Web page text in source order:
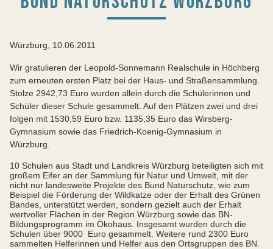
Würzburg, 10.06.2011
Wir gratulieren der Leopold-Sonnemann Realschule in Höchberg
zum erneuten ersten Platz bei der Haus- und Straßensammlung.
Stolze 2942,73 Euro wurden allein durch die Schülerinnen und
Schüler dieser Schule gesammelt. Auf den Plätzen zwei und drei
folgen mit 1530,59 Euro bzw. 1135,35 Euro das Wirsberg-
Gymnasium sowie das Friedrich-Koenig-Gymnasium in
Würzburg.
10 Schulen aus Stadt und Landkreis Würzburg beteiligten sich mit
großem Eifer an der Sammlung für Natur und Umwelt, mit der
nicht nur landesweite Projekte des Bund Naturschutz, wie zum
Beispiel die Förderung der Wildkatze oder der Erhalt des Grünen
Bandes, unterstützt werden, sondern gezielt auch der Erhalt
wertvoller Flächen in der Region Würzburg sowie das BN-
Bildungsprogramm im Ökohaus. Insgesamt wurden durch die
Schulen über 9000 Euro gesammelt. Weitere rund 2300 Euro
sammelten Helferinnen und Helfer aus den Ortsgruppen des BN.